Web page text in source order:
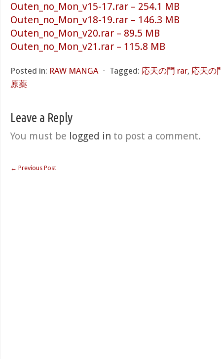
Outen_no_Mon_v15-17.rar – 254.1 MB
Outen_no_Mon_v18-19.rar – 146.3 MB
Outen_no_Mon_v20.rar – 89.5 MB
Outen_no_Mon_v21.rar – 115.8 MB
Posted in: RAW MANGA ⋅ Tagged: 応天の門 rar, 応天の
原薬
Leave a Reply
You must be logged in to post a comment.
← Previous Post